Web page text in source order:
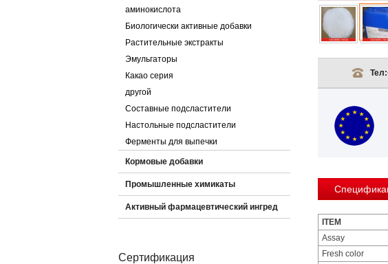
аминокислота
Биологически активные добавки
Растительные экстракты
Эмульгаторы
Какао серия
другой
Составные подсластители
Настольные подсластители
Ферменты для выпечки
Кормовые добавки
Промышленные химикаты
Активный фармацевтический ингред
Сертификация
Тел:
ITEM
Assay
Fresh color